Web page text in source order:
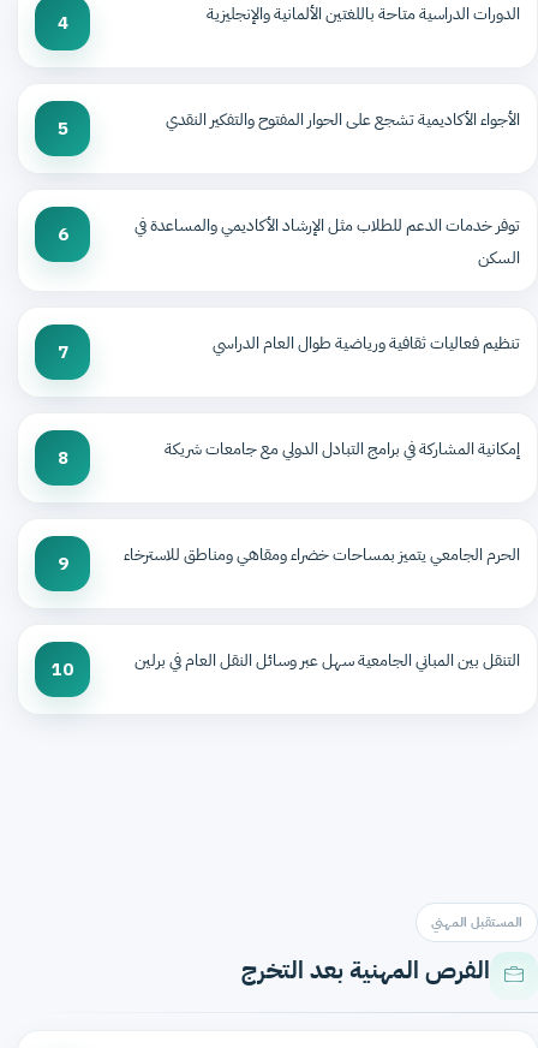
الدورات الدراسية متاحة باللغتين الألمانية والإنجليزية 4
الأجواء الأكاديمية تشجع على الحوار المفتوح والتفكير النقدي 5
توفر خدمات الدعم للطلاب مثل الإرشاد الأكاديمي والمساعدة في
السكن
6
تنظيم فعاليات ثقافية ورياضية طوال العام الدراسي 7
إمكانية المشاركة في برامج التبادل الدولي مع جامعات شريكة 8
الحرم الجامعي يتميز بمساحات خضراء ومقاهي ومناطق للاسترخاء 9
التنقل بين المباني الجامعية سهل عبر وسائل النقل العام في برلين 10
المستقبل المهني
الفرص المهنية بعد التخرج